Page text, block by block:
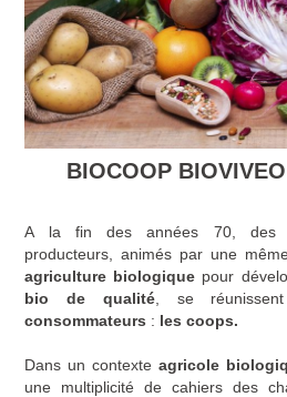
BIOCOOP
A la fin des années 70, des
producteurs, animés par une
agriculture biologique pour
bio de qualité, se
consommateurs : les coops.
Dans un contexteagricole
une multiplicité de cahiers des